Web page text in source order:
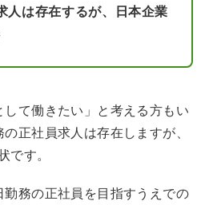
人は存在するが、日本企業
して働きたい」と考える方もい
正社員求人は存在しますが、
です。
勤務の正社員を目指すうえでの